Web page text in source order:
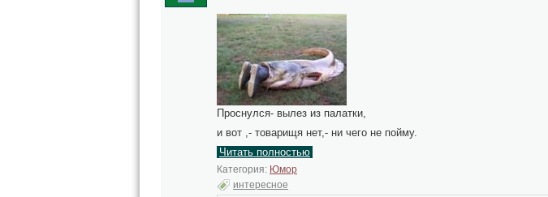
Проснулся- вылез из палатки,
и вот ,- товарищя нет,- ни чего не пойму.
Читать полностью
Категория: Юмор
интересное